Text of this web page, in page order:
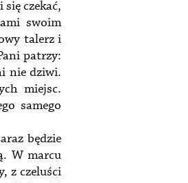
czekać,
swoim
talerz i
patrzy:
nie dziwi.
miejsc.
samego
będzie
W marcu
z czeluści